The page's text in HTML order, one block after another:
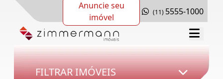
Anuncie seu
imóvel
(11) 5555-1000
FILTRAR IMÓVEIS